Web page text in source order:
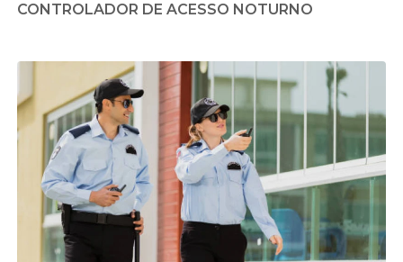
CONTROLADOR DE ACESSO NOTURNO